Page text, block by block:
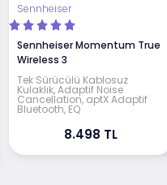
Sennheiser
Sennheiser Momentum True
Wireless 3
Tek Sürücülü Kablosuz
Kulaklık, Adaptif Noise
Cancellation, aptX Adaptif
Bluetooth, EQ
8.498 TL